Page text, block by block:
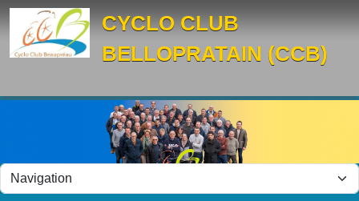
CYCLO CLUB
BELLOPRATAIN (CCB)
Panneau de gestion des cookies